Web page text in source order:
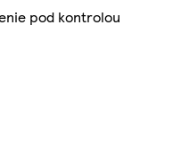
pod kontrolou